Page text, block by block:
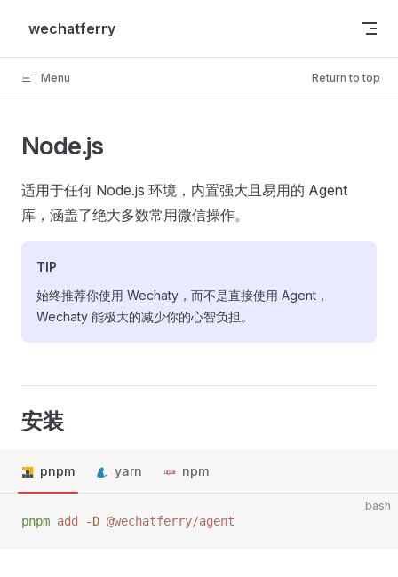
Skip to content
wechatferry
Menu Return to top
Node.js
适用于任何 Node.js 环境，内置强大且易用的 Agent
库，涵盖了绝大多数常用微信操作。
TIP
始终推荐你使用 Wechaty，而不是直接使用 Agent，
Wechaty 能极大的减少你的心智负担。
安装
pnpm yarn npm
bash
pnpm add -D @wechatferry/agent